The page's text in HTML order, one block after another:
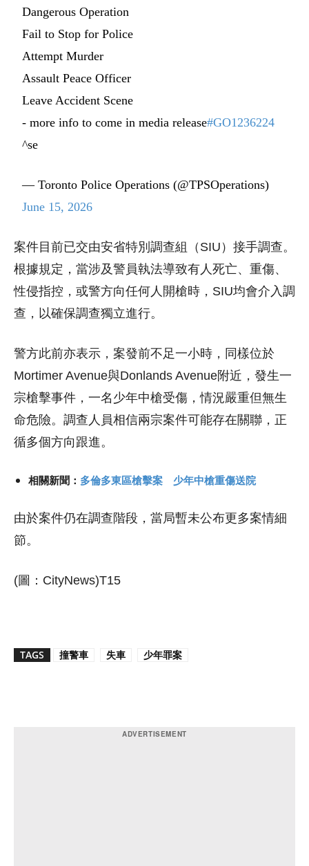
Dangerous Operation
Fail to Stop for Police
Attempt Murder
Assault Peace Officer
Leave Accident Scene
- more info to come in media release#GO1236224
^se
— Toronto Police Operations (@TPSOperations)
June 15, 2026
案件目前已交由安省特別調查組（SIU）接手調查。
根據規定，當涉及警員執法導致有人死亡、重傷、
性侵指控，或警方向任何人開槍時，SIU均會介入調
查，以確保調查獨立進行。
警方此前亦表示，案發前不足一小時，同樣位於
Mortimer Avenue與Donlands Avenue附近，發生一
宗槍擊事件，一名少年中槍受傷，情況嚴重但無生
命危險。調查人員相信兩宗案件可能存在關聯，正
循多個方向跟進。
相關新聞： 多倫多東區槍擊案 少年中槍重傷送院
由於案件仍在調查階段，當局暫未公布更多案情細
節。
(圖：CityNews)T15
TAGS 撞警車 失車 少年罪案